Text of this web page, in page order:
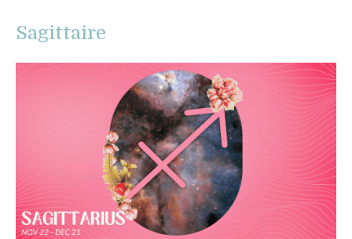
Sagittaire